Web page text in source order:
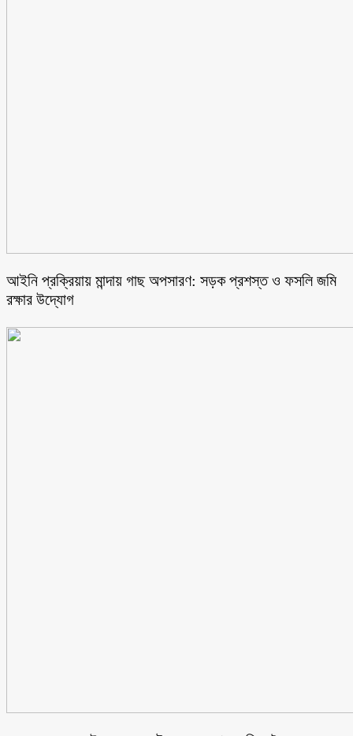
আইনি প্রক্রিয়ায় মান্দায় গাছ অপসারণ: সড়ক প্রশস্ত ও ফসলি জমি
রক্ষার উদ্যোগ